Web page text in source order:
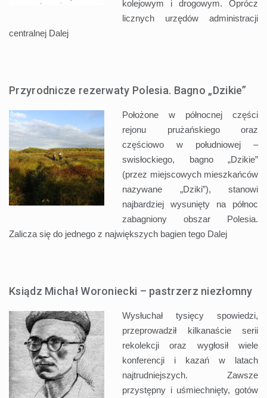
kolejowym i drogowym. Oprócz
licznych urzędów administracji
centralnej Dalej
Przyrodnicze rezerwaty Polesia. Bagno „Dzikie”
Położone w północnej części
rejonu prużańskiego oraz
częściowo w południowej –
swisłockiego, bagno „Dzikie”
(przez miejscowych mieszkańców
nazywane „Dziki”), stanowi
najbardziej wysunięty na północ
zabagniony obszar Polesia.
Zalicza się do jednego z największych bagien tego Dalej
Ksiądz Michał Woroniecki – pastrzerz niezłomny
Wysłuchał tysięcy spowiedzi,
przeprowadził kilkanaście serii
rekolekcji oraz wygłosił wiele
konferencji i kazań w latach
najtrudniejszych. Zawsze
przystępny i uśmiechnięty, gotów